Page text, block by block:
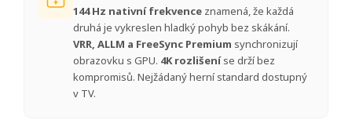
144 Hz nativní frekvence znamená, že každá
druhá je vykreslen hladký pohyb bez skákání.
VRR, ALLM a FreeSync Premium synchronizují
obrazovku s GPU. 4K rozlišeníse drží bez
kompromisů. Nejžádaný herní standard dostupný
v TV.